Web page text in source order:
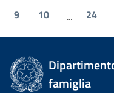
9
10 ... 24
famiglia